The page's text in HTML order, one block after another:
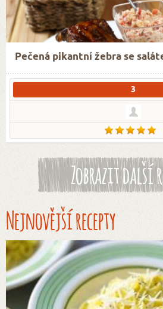
Pečená pikantní žebra se
3
Zobrazit další
Nejnovější recepty